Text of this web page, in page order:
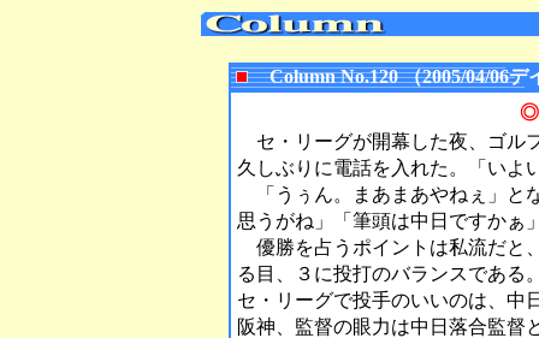
Column No.120 （2005/04/06デ
◎
セ・リーグが開幕した夜、ゴル
久しぶりに電話を入れた。「いよ
「うぅん。まあまあやねぇ」と
思うがね」「筆頭は中日ですかぁ
優勝を占うポイントは私流だと
る目、３に投打のバランスである
セ・リーグで投手のいいのは、中
阪神、監督の眼力は中日落合監督